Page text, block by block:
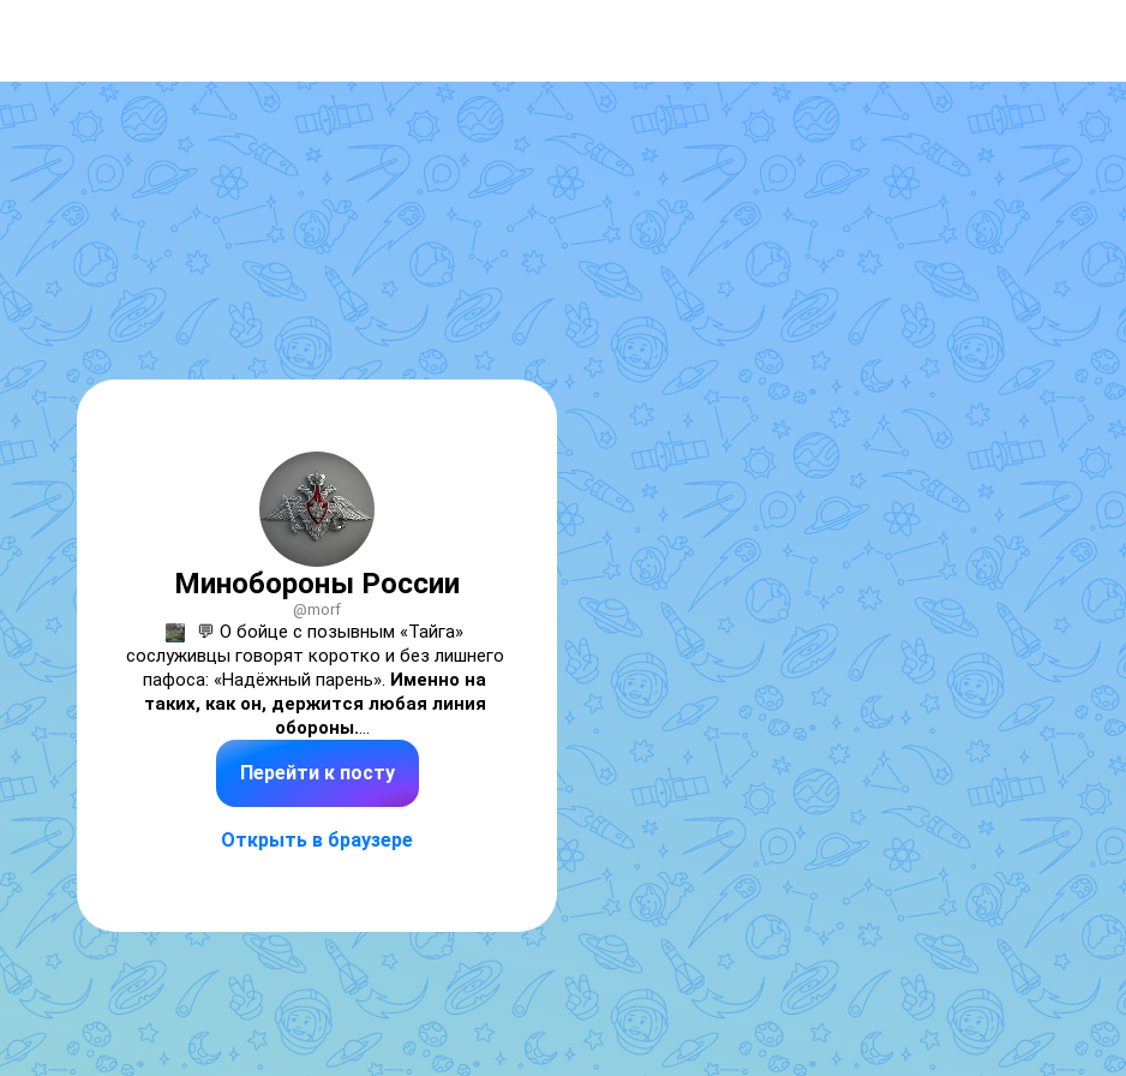
Минобороны России
@morf
💬 О бойце с позывным «Тайга»
сослуживцы говорят коротко и без лишнего
пафоса: «Надёжный парень». Именно на
таких, как он, держится любая линия
обороны.
🪖 Однажды его подразделение несколько
часов удерживало небольшой участок.
Мины ложились всё ближе.
сослуживцем подполз к нему. Наложили
жгут, перевязали, затем под прикрытием
дыма вытянули раненого в укрытие.
«В такие моменты особо не думаешь.
Просто делаешь то, чему учили», – считает
Перейти к посту
Открыть в браузере